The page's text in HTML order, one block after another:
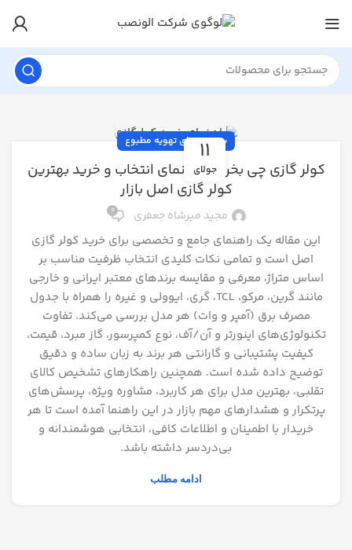
11
جولای
سیستم‌های تهویه مطبوع
کولر گازی چی بخرم؟ راهنمای انتخاب و خرید بهترین
کولر گازی اصل بازار
مجید میرشاه جعفری 0
این مقاله یک راهنمای جامع و تخصصی برای خرید کولر گازی
اصل است و تمامی نکات کلیدی انتخاب ظرفیت مناسب بر
اساس متراژ، معرفی و مقایسه برندهای معتبر ایرانی و خارجی
مانند گرین، مرکو، TCL، گری، ایوولی و غیره را همراه با جدول
مصرف برق (آمپر و وات) هر مدل بررسی می‌کند. تفاوت
تکنولوژی‌های اینورتر و آن/آف، نوع کمپرسور، گاز مبرد، قیمت،
کیفیت پشتیبانی و گارانتی هر برند به زبان ساده و دقیق
توضیح داده شده است. همچنین راهکارهای تشخیص کالای
تقلبی، بهترین مدل برای هر کاربرد، مشاوره ویژه، پرسش‌های
پرتکرار و هشدارهای مهم بازار در این راهنما آمده است تا هر
خریدار با اطمینان و اطلاعات کافی، انتخابی هوشمندانه و
بی‌دردسر داشته باشد.
ادامه مطلب